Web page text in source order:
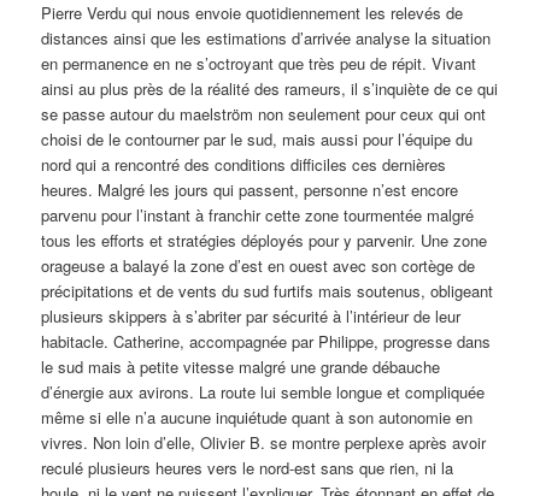
Pierre Verdu qui nous envoie quotidiennement les relevés de
distances ainsi que les estimations d’arrivée analyse la situation
en permanence en ne s’octroyant que très peu de répit. Vivant
ainsi au plus près de la réalité des rameurs, il s’inquiète de ce qui
se passe autour du maelström non seulement pour ceux qui ont
choisi de le contourner par le sud, mais aussi pour l’équipe du
nord qui a rencontré des conditions difficiles ces dernières
heures. Malgré les jours qui passent, personne n’est encore
parvenu pour l’instant à franchir cette zone tourmentée malgré
tous les efforts et stratégies déployés pour y parvenir. Une zone
orageuse a balayé la zone d’est en ouest avec son cortège de
précipitations et de vents du sud furtifs mais soutenus, obligeant
plusieurs skippers à s’abriter par sécurité à l’intérieur de leur
habitacle. Catherine, accompagnée par Philippe, progresse dans
le sud mais à petite vitesse malgré une grande débauche
d’énergie aux avirons. La route lui semble longue et compliquée
même si elle n’a aucune inquiétude quant à son autonomie en
vivres. Non loin d’elle, Olivier B. se montre perplexe après avoir
reculé plusieurs heures vers le nord-est sans que rien, ni la